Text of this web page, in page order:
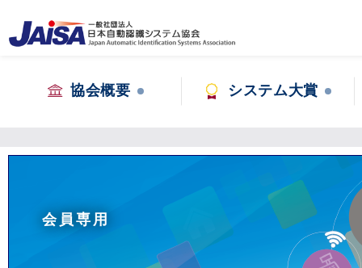
協会概要 システム大賞
会員専用